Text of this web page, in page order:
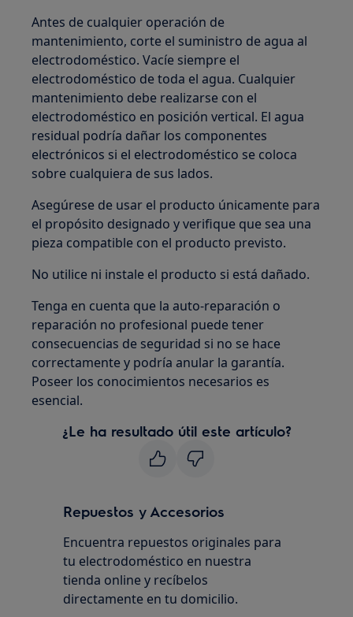
Antes de cualquier operación de
mantenimiento, corte el suministro de agua al
electrodoméstico. Vacíe siempre el
electrodoméstico de toda el agua. Cualquier
mantenimiento debe realizarse con el
electrodoméstico en posición vertical. El agua
residual podría dañar los componentes
electrónicos si el electrodoméstico se coloca
sobre cualquiera de sus lados.
Asegúrese de usar el producto únicamente para
el propósito designado y verifique que sea una
pieza compatible con el producto previsto.
No utilice ni instale el producto si está dañado.
Tenga en cuenta que la auto-reparación o
reparación no profesional puede tener
consecuencias de seguridad si no se hace
correctamente y podría anular la garantía.
Poseer los conocimientos necesarios es
esencial.
¿Le ha resultado útil este artículo?
Repuestos y Accesorios
Encuentra repuestos originales para
tu electrodoméstico en nuestra
tienda online y recíbelos
directamente en tu domicilio.